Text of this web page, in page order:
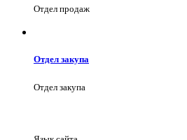
Отдел продаж
Отдел закупа
Отдел закупа